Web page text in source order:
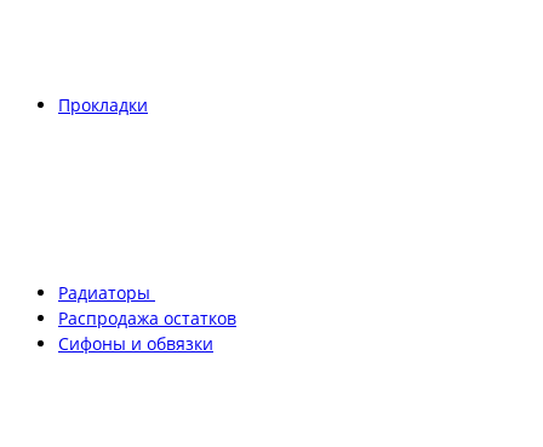
Прокладки
Радиаторы
Распродажа остатков
Сифоны и обвязки